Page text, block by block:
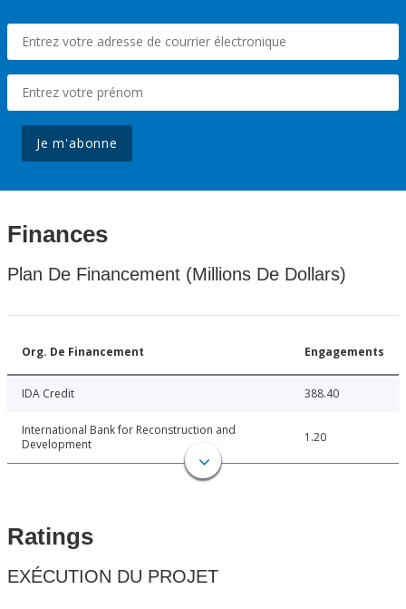
Je m'abonne
Finances
Plan De Financement (Millions De Dollars)
Org. De Financement Engagements
IDA Credit 388.40
International Bank for Reconstruction and
Development
1.20
Ratings
EXÉCUTION DU PROJET